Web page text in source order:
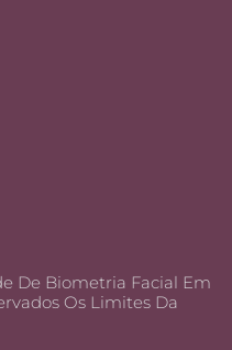
De Biometria Facial Em
Os Limites Da